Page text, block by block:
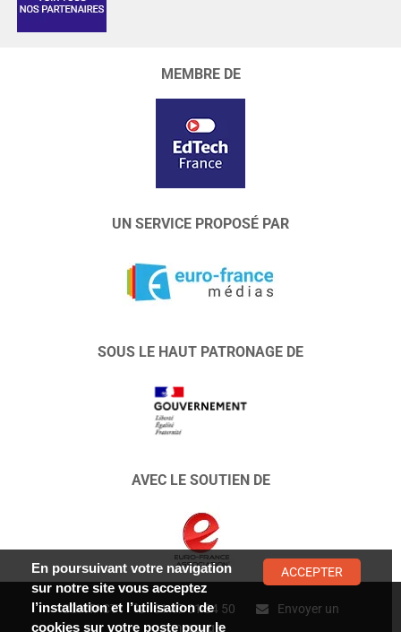
MEMBRE DE
UN SERVICE PROPOSÉ PAR
SOUS LE HAUT PATRONAGE DE
AVEC LE SOUTIEN DE
CONTACT : 01 47 01 34 50
Envoyer un
message
En poursuivant votre navigation
sur notre site vous acceptez
l’installation et l’utilisation de
cookies sur votre poste pour le
ACCEPTER